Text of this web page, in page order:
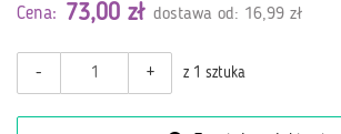
Cena: 73,00 zł dostawa od: 16,99 zł
- + z 1 sztuka